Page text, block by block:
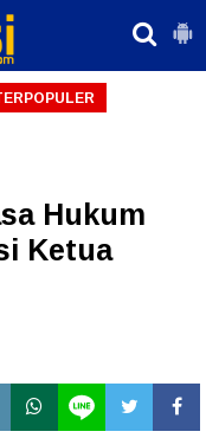
Hukum
Ketua